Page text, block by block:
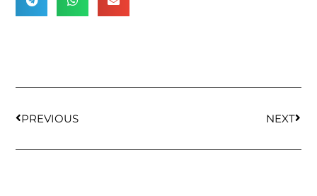
PREVIOUS NEXT